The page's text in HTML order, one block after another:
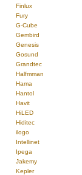
Finlux
Fury
G-Cube
Gembird
Genesis
Gosund
Grandtec
Halfmman
Hama
Hantol
Havit
HiLED
Hiditec
ilogo
Intellinet
Ipega
Jakemy
Kepler